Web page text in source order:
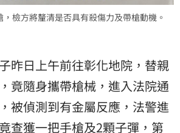
檢方將釐清是否具有殺傷力及帶槍動機。
昨日上午前往彰化地院，替親
竟隨身攜帶槍械，進入法院通
被偵測到有金屬反應，法警進
查獲一把手槍及2顆子彈，第